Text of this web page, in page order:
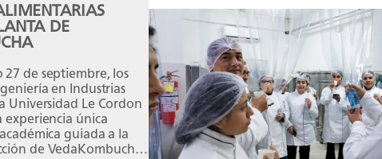
DE
27 de septiembre, los
en Industrias
Universidad Le Cordon
experiencia única
guiada a la
de VedaKombucha,